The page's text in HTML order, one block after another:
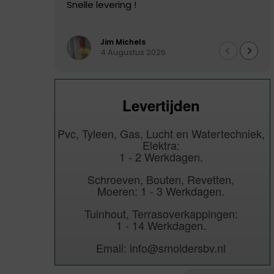
Snelle levering !
Jim Michels
4 Augustus 2026
Levertijden
Pvc, Tyleen, Gas, Lucht en Watertechniek,
Elektra:
1 - 2 Werkdagen.
Schroeven, Bouten, Revetten,
Moeren: 1 - 3 Werkdagen.
Tuinhout, Terrasoverkappingen:
1 - 14 Werkdagen.
Email: info@smoldersbv.nl